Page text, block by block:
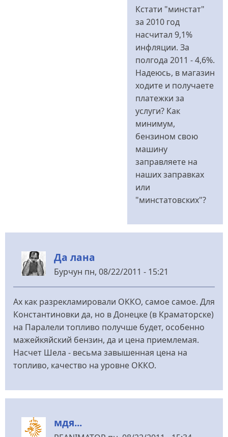
Кстати "минстат"
за 2010 год
насчитал 9,1%
инфляции. За
полгода 2011 - 4,6%.
Надеюсь, в магазин
ходите и получаете
платежки за
услуги? Как
минимум,
бензином свою
машину
заправляете на
наших заправках
или
"минстатовских"?
Да лана
Бурчун пн, 08/22/2011 - 15:21
Ах как разрекламировали ОККО, самое самое. Для
Константиновки да, но в Донецке (в Краматорске)
на Паралели топливо получше будет, особенно
мажейкяйский бензин, да и цена приемлемая.
Насчет Шела - весьма завышенная цена на
топливо, качество на уровне ОККО.
мдя...